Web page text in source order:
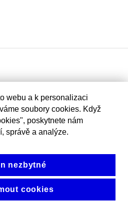
webu a k personalizaci
soubory cookies. Když
poskytnete nám
správě a analýze.
nezbytné
cookies